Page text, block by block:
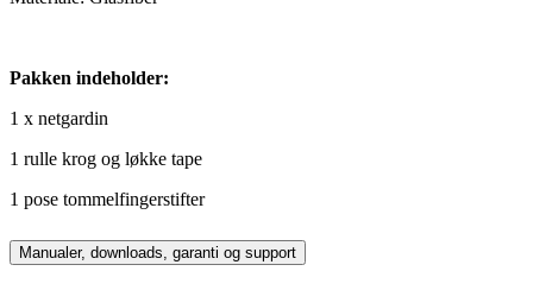
Pakken indeholder:
1 x netgardin
1 rulle krog og løkke tape
1 pose tommelfingerstifter
Manualer, downloads, garanti og support